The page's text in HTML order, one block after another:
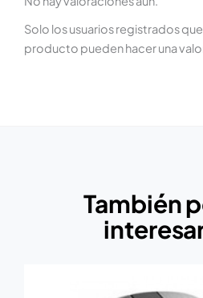
Solo los usuarios registrados
producto pueden hacer una
También